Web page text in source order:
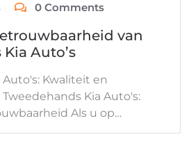
0 Comments
van
Auto’s
Kwaliteit en
Kia Auto's:
Als u op…